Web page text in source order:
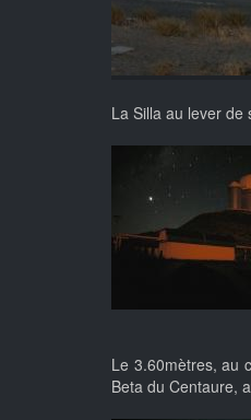
La Silla au lever
Le 3.60mètres, au
Beta du Centaure,